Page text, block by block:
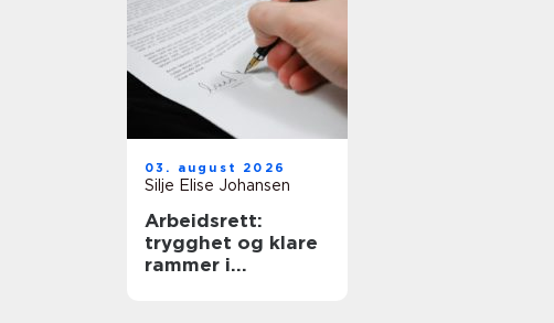
03. august 2026
Silje Elise Johansen
Arbeidsrett:
trygghet og klare
rammer i